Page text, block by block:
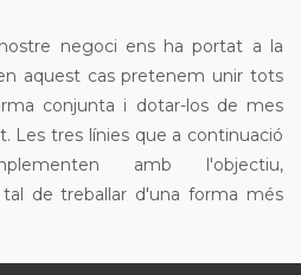
negoci ens ha portat a la
aquest cas pretenem unir tots
conjunta i dotar-los de mes
Les tres línies que a continuació
amb l'objectiu,
de treballar d'una forma més